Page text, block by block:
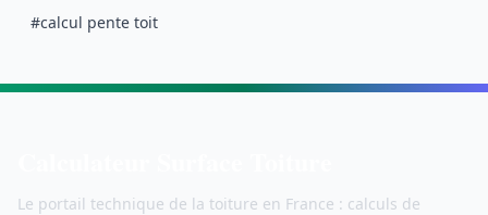
#calcul pente toit
Le portail technique de la toiture en France : calculs de